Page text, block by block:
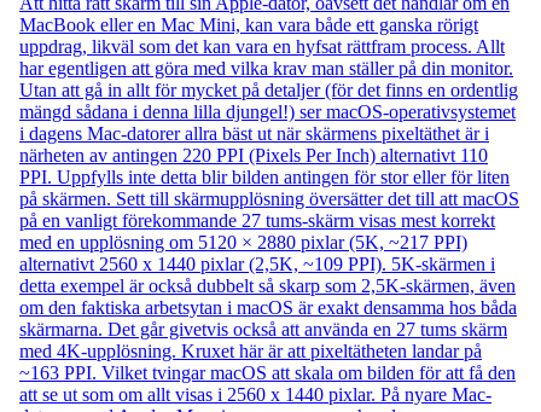
MacBook eller en Mac Mini, kan vara både ett ganska rörigt
uppdrag, likväl som det kan vara en hyfsat rättfram process. Allt
har egentligen att göra med vilka krav man ställer på din monitor.
Utan att gå in allt för mycket på detaljer (för det finns en ordentlig
mängd sådana i denna lilla djungel!) ser macOS-operativsystemet
i dagens Mac-datorer allra bäst ut när skärmens pixeltäthet är i
närheten av antingen 220 PPI (Pixels Per Inch) alternativt 110
PPI. Uppfylls inte detta blir bilden antingen för stor eller för liten
på skärmen. Sett till skärmupplösning översätter det till att macOS
på en vanligt förekommande 27 tums-skärm visas mest korrekt
med en upplösning om 5120 × 2880 pixlar (5K, ~217 PPI)
alternativt 2560 x 1440 pixlar (2,5K, ~109 PPI). 5K-skärmen i
detta exempel är också dubbelt så skarp som 2,5K-skärmen, även
om den faktiska arbetsytan i macOS är exakt densamma hos båda
skärmarna. Det går givetvis också att använda en 27 tums skärm
med 4K-upplösning. Kruxet här är att pixeltätheten landar på
~163 PPI. Vilket tvingar macOS att skala om bilden för att få den
att se ut som om allt visas i 2560 x 1440 pixlar. På nyare Mac-